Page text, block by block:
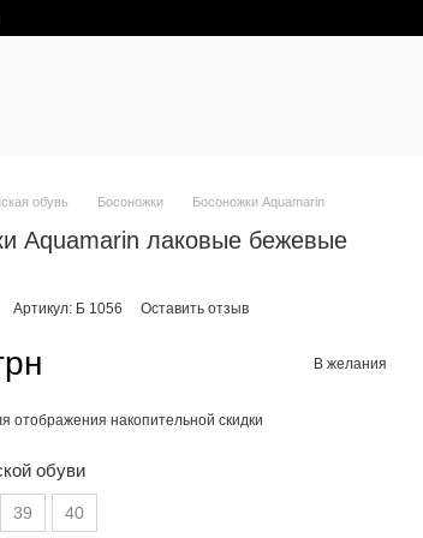
обувь Босоножки Босоножки Aquamarin
Aquamarin лаковые бежевые
Артикул: Б 1056 Оставить отзыв
В желания
отображения накопительной скидки
обуви
39 40